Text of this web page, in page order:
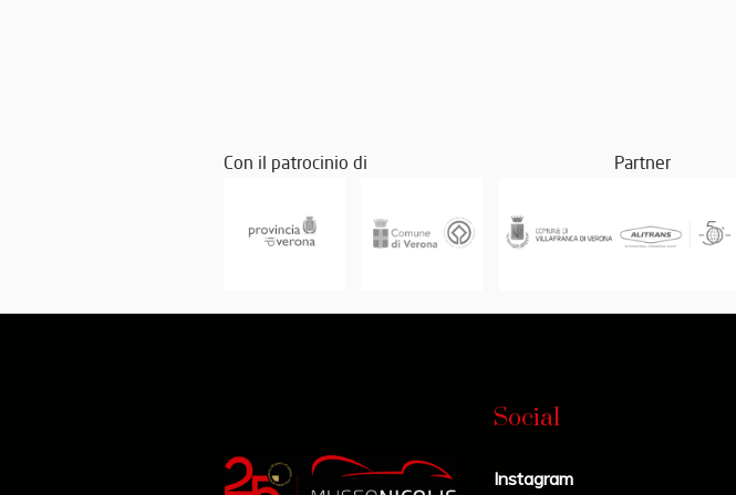
Con il patrocinio di Partner
Social
Instagram